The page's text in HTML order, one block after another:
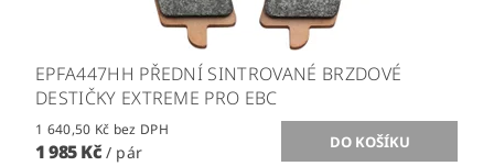
EPFA447HH PŘEDNÍ SINTROVANÉ BRZDOVÉ
DESTIČKY EXTREME PRO EBC
1 640,50 Kč bez DPH
1 985 Kč / pár